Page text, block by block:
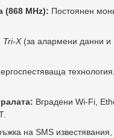
(868 MHz): Постоянен
Tri-X(за алармени данни и
Вградени Wi-Fi,
на SMS